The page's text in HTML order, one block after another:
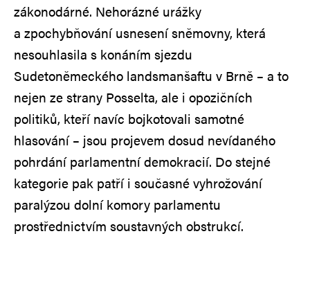
zákonodárné. Nehorázné urážky
a zpochybňování usnesení sněmovny, která
nesouhlasila s konáním sjezdu
Sudetoněmeckého landsmanšaftu v Brně – a to
nejen ze strany Posselta, ale i opozičních
politiků, kteří navíc bojkotovali samotné
hlasování – jsou projevem dosud nevídaného
pohrdání parlamentní demokracií. Do stejné
kategorie pak patří i současné vyhrožování
paralýzou dolní komory parlamentu
prostřednictvím soustavných obstrukcí.